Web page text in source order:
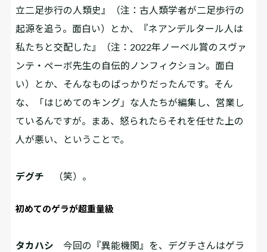
立二足歩行の人類史』（注：古人類学者が二足歩行の
起源を追う。面白い）とか、『ネアンデルタール人は
私たちと交配した』（注：2022年ノーベル賞のスヴァ
ンテ・ペーボ先生の自伝的ノンフィクション。面白
い）とか、そんなものばっかりだったんです。そん
な、「はじめてのキング」な人たちが編集し、営業し
ているんですが。まあ、怒られたらそれを任せた上の
人が悪い、ということで。
デグチ （笑）。
初めてのゲラが超重量級
タカハシ 今回の『異能機関』を、デグチさんはゲラ